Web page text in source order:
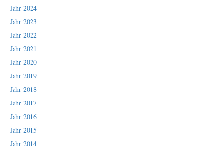
Jahr 2024
Jahr 2023
Jahr 2022
Jahr 2021
Jahr 2020
Jahr 2019
Jahr 2018
Jahr 2017
Jahr 2016
Jahr 2015
Jahr 2014